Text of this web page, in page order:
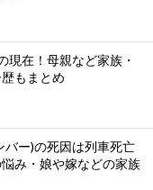
現在！母親など家族・
もまとめ
ー)の死因は列車死亡
み・娘や嫁などの家族